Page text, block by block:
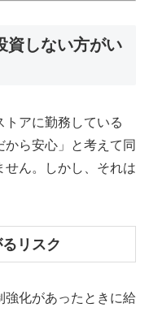
資しない方がい
アに勤務している
ら安心」と考えて同
ん。しかし、それは
リスク
強化があったときに給